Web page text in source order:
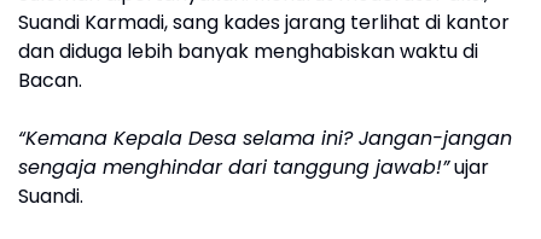
Suandi Karmadi, sang kades jarang terlihat di kantor
dan diduga lebih banyak menghabiskan waktu di
Bacan.
“Kemana Kepala Desa selama ini? Jangan-jangan
sengaja menghindar dari tanggung jawab!”ujar
Suandi.